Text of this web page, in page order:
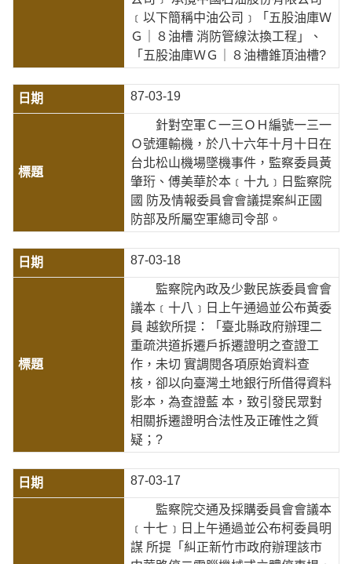
﹝以下簡稱中油公司﹞「五股油庫Ｗ
Ｇ｜８油槽 消防管線汰換工程」、
「五股油庫ＷＧ｜８油槽錐頂油槽?
87-03-19
針對空軍Ｃ一三ＯＨ編號一三一
Ｏ號運輸機，於八十六年十月十日在
台北松山機場墜機事件，監察委員黃
肇珩、傅美華於本﹝十九﹞日監察院
國 防及情報委員會會議提案糾正國
防部及所屬空軍總司令部。
87-03-18
監察院內政及少數民族委員會會
議本﹝十八﹞日上午通過並公布黃委
員 越欽所提：「臺北縣政府辦理二
重疏洪道拆遷戶拆遷證明之查證工
作，未切 實調閱各項原始資料查
核，卻以向臺灣土地銀行所借得資料
影本，為查證藍 本，致引發民眾對
相關拆遷證明合法性及正確性之質
疑；?
87-03-17
監察院交通及採購委員會會議本
﹝十七﹞日上午通過並公布柯委員明
謀 所提「糾正新竹市政府辦理該市